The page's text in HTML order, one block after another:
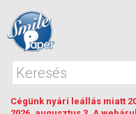
Cégünk nyári leállás miatt